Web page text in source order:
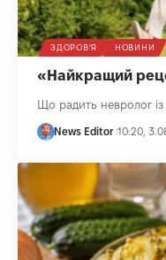
ЗДОРОВ'Я НОВИНИ
«Найкращий
Що радить невролог
News Editor 10:20,